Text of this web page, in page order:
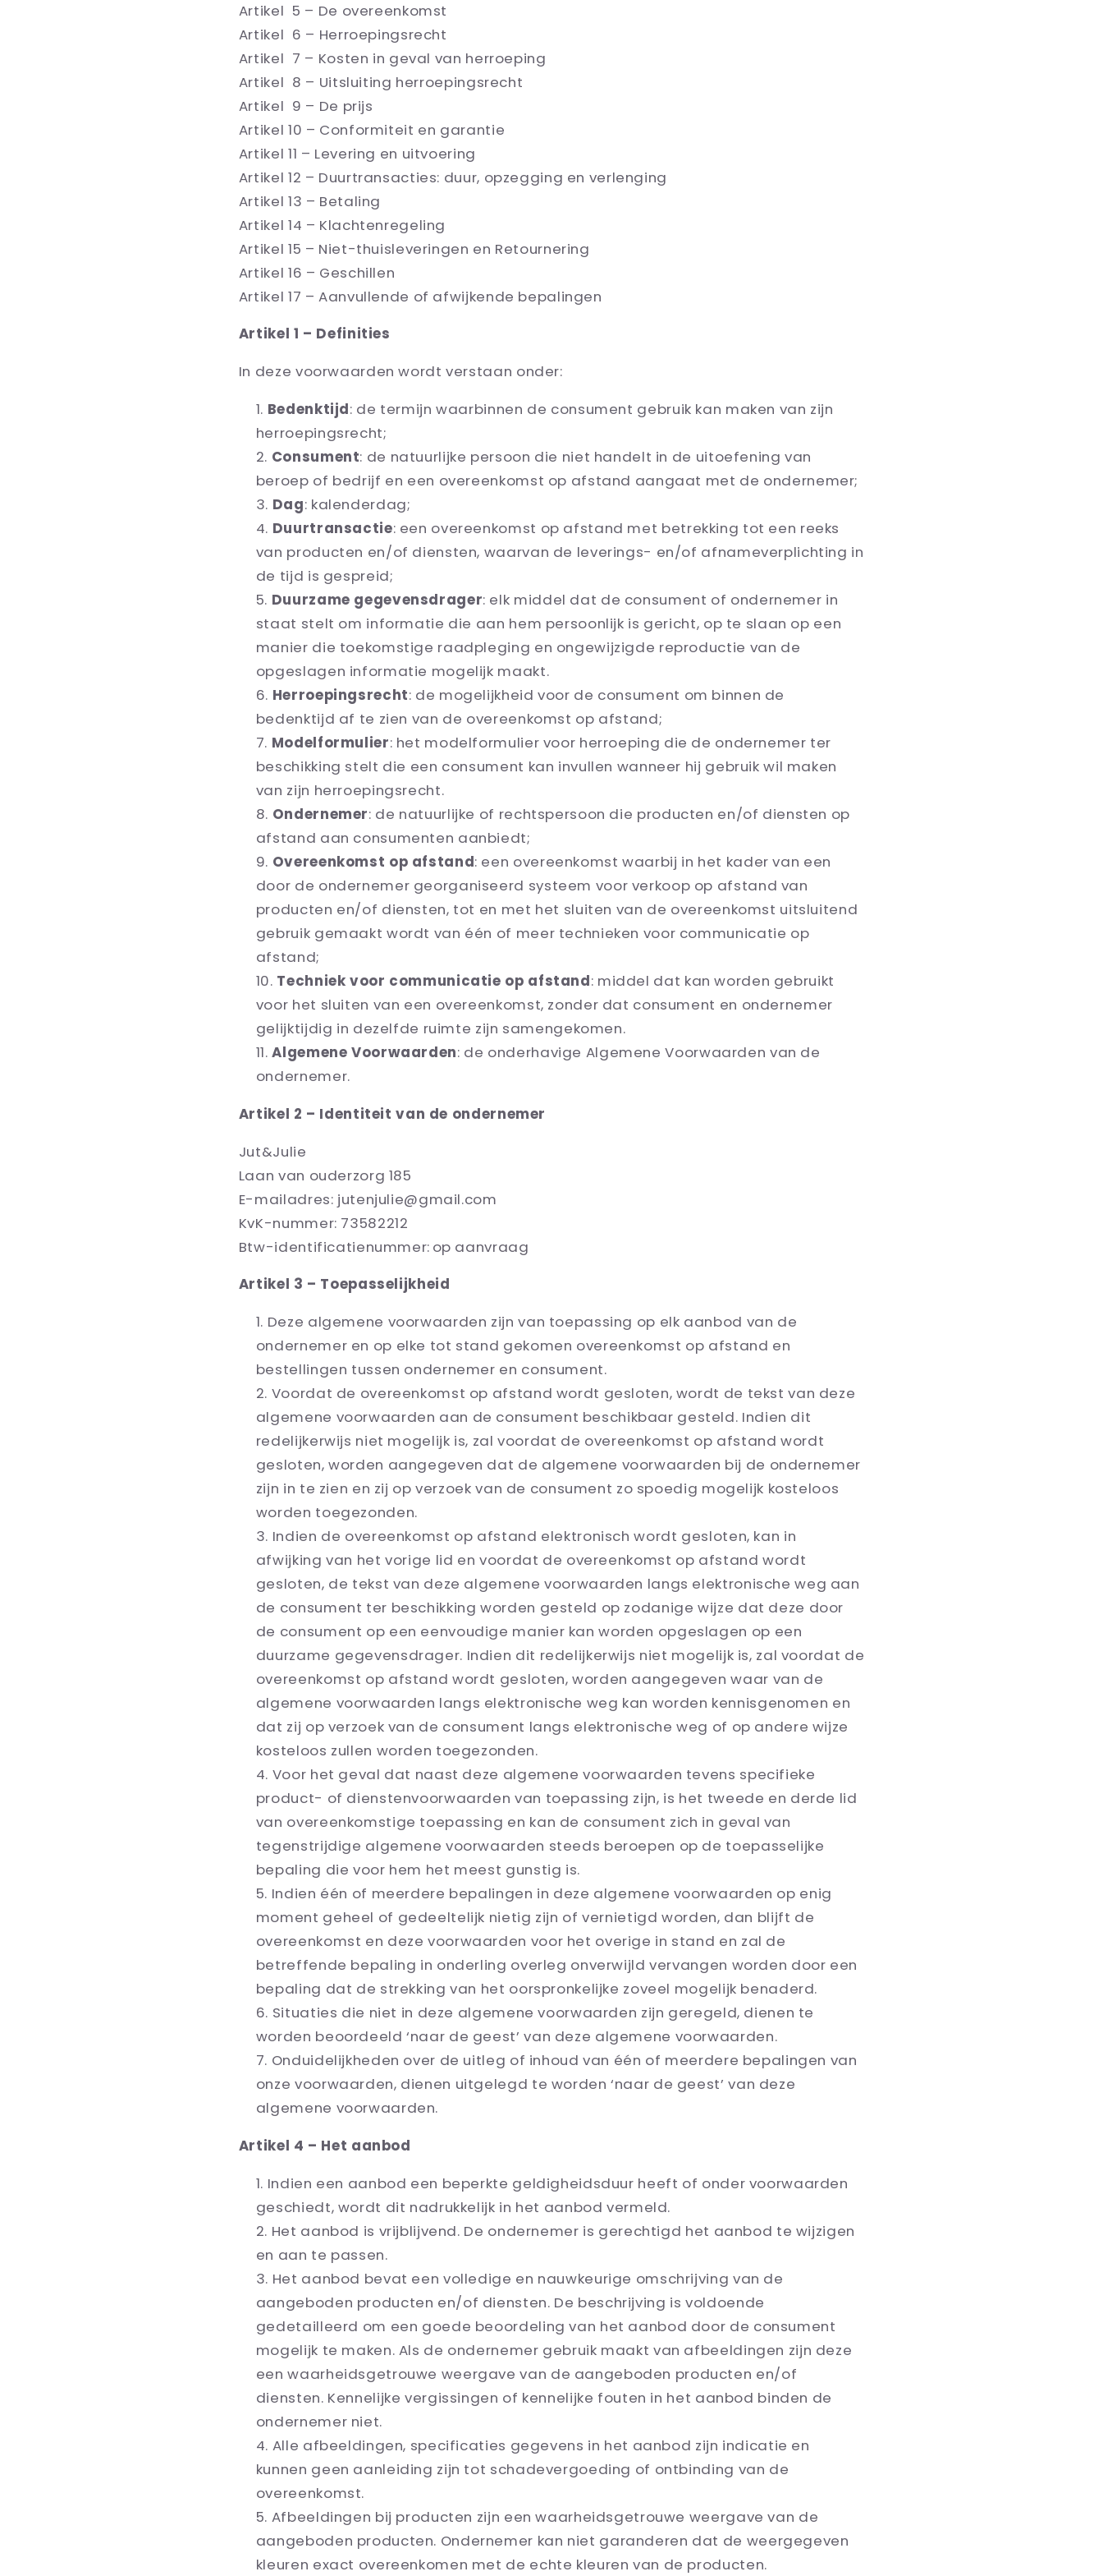
Artikel 5 – De overeenkomst
Artikel 6 – Herroepingsrecht
Artikel 7 – Kosten in geval van herroeping
Artikel 8 – Uitsluiting herroepingsrecht
Artikel 9 – De prijs
Artikel 10 – Conformiteit en garantie
Artikel 11 – Levering en uitvoering
Artikel 12 – Duurtransacties: duur, opzegging en verlenging
Artikel 13 – Betaling
Artikel 14 – Klachtenregeling
Artikel 15 – Niet-thuisleveringen en Retournering
Artikel 16 – Geschillen
Artikel 17 – Aanvullende of afwijkende bepalingen
Artikel 1 – Definities
In deze voorwaarden wordt verstaan onder:
Bedenktijd: de termijn waarbinnen de consument gebruik kan maken van zijn
herroepingsrecht;
Consument: de natuurlijke persoon die niet handelt in de uitoefening van
beroep of bedrijf en een overeenkomst op afstand aangaat met de ondernemer;
Dag: kalenderdag;
Duurtransactie: een overeenkomst op afstand met betrekking tot een reeks
van producten en/of diensten, waarvan de leverings- en/of afnameverplichting in
de tijd is gespreid;
Duurzame gegevensdrager: elk middel dat de consument of ondernemer in
staat stelt om informatie die aan hem persoonlijk is gericht, op te slaan op een
manier die toekomstige raadpleging en ongewijzigde reproductie van de
opgeslagen informatie mogelijk maakt.
Herroepingsrecht: de mogelijkheid voor de consument om binnen de
bedenktijd af te zien van de overeenkomst op afstand;
Modelformulier: het modelformulier voor herroeping die de ondernemer ter
beschikking stelt die een consument kan invullen wanneer hij gebruik wil maken
van zijn herroepingsrecht.
Ondernemer: de natuurlijke of rechtspersoon die producten en/of diensten op
afstand aan consumenten aanbiedt;
Overeenkomst op afstand: een overeenkomst waarbij in het kader van een
door de ondernemer georganiseerd systeem voor verkoop op afstand van
producten en/of diensten, tot en met het sluiten van de overeenkomst uitsluitend
gebruik gemaakt wordt van één of meer technieken voor communicatie op
afstand;
Techniek voor communicatie op afstand: middel dat kan worden gebruikt
voor het sluiten van een overeenkomst, zonder dat consument en ondernemer
gelijktijdig in dezelfde ruimte zijn samengekomen.
Algemene Voorwaarden: de onderhavige Algemene Voorwaarden van de
ondernemer.
Artikel 2 – Identiteit van de ondernemer
Jut&Julie
Laan van ouderzorg 185
E-mailadres: jutenjulie@gmail.com
KvK-nummer: 73582212
Btw-identificatienummer: op aanvraag
Artikel 3 – Toepasselijkheid
Deze algemene voorwaarden zijn van toepassing op elk aanbod van de
ondernemer en op elke tot stand gekomen overeenkomst op afstand en
bestellingen tussen ondernemer en consument.
Voordat de overeenkomst op afstand wordt gesloten, wordt de tekst van deze
algemene voorwaarden aan de consument beschikbaar gesteld. Indien dit
redelijkerwijs niet mogelijk is, zal voordat de overeenkomst op afstand wordt
gesloten, worden aangegeven dat de algemene voorwaarden bij de ondernemer
zijn in te zien en zij op verzoek van de consument zo spoedig mogelijk kosteloos
worden toegezonden.
Indien de overeenkomst op afstand elektronisch wordt gesloten, kan in
afwijking van het vorige lid en voordat de overeenkomst op afstand wordt
gesloten, de tekst van deze algemene voorwaarden langs elektronische weg aan
de consument ter beschikking worden gesteld op zodanige wijze dat deze door
de consument op een eenvoudige manier kan worden opgeslagen op een
duurzame gegevensdrager. Indien dit redelijkerwijs niet mogelijk is, zal voordat de
overeenkomst op afstand wordt gesloten, worden aangegeven waar van de
algemene voorwaarden langs elektronische weg kan worden kennisgenomen en
dat zij op verzoek van de consument langs elektronische weg of op andere wijze
kosteloos zullen worden toegezonden.
Voor het geval dat naast deze algemene voorwaarden tevens specifieke
product- of dienstenvoorwaarden van toepassing zijn, is het tweede en derde lid
van overeenkomstige toepassing en kan de consument zich in geval van
tegenstrijdige algemene voorwaarden steeds beroepen op de toepasselijke
bepaling die voor hem het meest gunstig is.
Indien één of meerdere bepalingen in deze algemene voorwaarden op enig
moment geheel of gedeeltelijk nietig zijn of vernietigd worden, dan blijft de
overeenkomst en deze voorwaarden voor het overige in stand en zal de
betreffende bepaling in onderling overleg onverwijld vervangen worden door een
bepaling dat de strekking van het oorspronkelijke zoveel mogelijk benaderd.
Situaties die niet in deze algemene voorwaarden zijn geregeld, dienen te
worden beoordeeld ‘naar de geest’ van deze algemene voorwaarden.
Onduidelijkheden over de uitleg of inhoud van één of meerdere bepalingen van
onze voorwaarden, dienen uitgelegd te worden ‘naar de geest’ van deze
algemene voorwaarden.
Artikel 4 – Het aanbod
Indien een aanbod een beperkte geldigheidsduur heeft of onder voorwaarden
geschiedt, wordt dit nadrukkelijk in het aanbod vermeld.
Het aanbod is vrijblijvend. De ondernemer is gerechtigd het aanbod te wijzigen
en aan te passen.
Het aanbod bevat een volledige en nauwkeurige omschrijving van de
aangeboden producten en/of diensten. De beschrijving is voldoende
gedetailleerd om een goede beoordeling van het aanbod door de consument
mogelijk te maken. Als de ondernemer gebruik maakt van afbeeldingen zijn deze
een waarheidsgetrouwe weergave van de aangeboden producten en/of
diensten. Kennelijke vergissingen of kennelijke fouten in het aanbod binden de
ondernemer niet.
Alle afbeeldingen, specificaties gegevens in het aanbod zijn indicatie en
kunnen geen aanleiding zijn tot schadevergoeding of ontbinding van de
overeenkomst.
Afbeeldingen bij producten zijn een waarheidsgetrouwe weergave van de
aangeboden producten. Ondernemer kan niet garanderen dat de weergegeven
kleuren exact overeenkomen met de echte kleuren van de producten.